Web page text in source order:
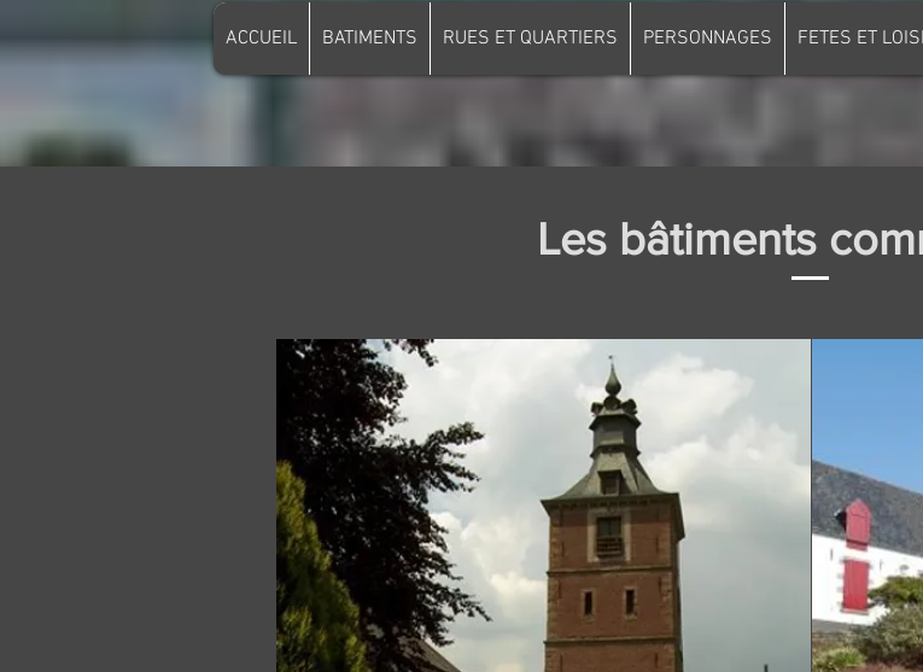
ACCUEIL BATIMENTS RUES ET QUARTIERS PERSONNAGES FETES ET
Les bâtiments